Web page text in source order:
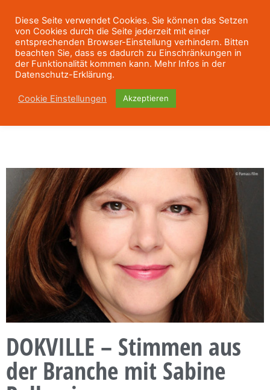
DOKVILLE – Stimmen aus
der Branche mit Sabine
Diese Seite verwendet Cookies. Sie können das Setzen
von Cookies durch die Seite jederzeit mit einer
entsprechenden Browser-Einstellung verhindern. Bitten
beachten Sie, dass es dadurch zu Einschränkungen in
der Funktionalität kommen kann. Mehr Infos in der
Datenschutz-Erklärung.
Cookie Einstellungen Akzeptieren